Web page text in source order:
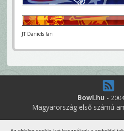
JT Daniels fan
Bowl.hu -
Magyarország első számú
10 online